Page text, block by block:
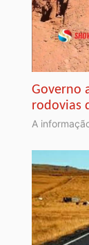
Governo
rodovias
A